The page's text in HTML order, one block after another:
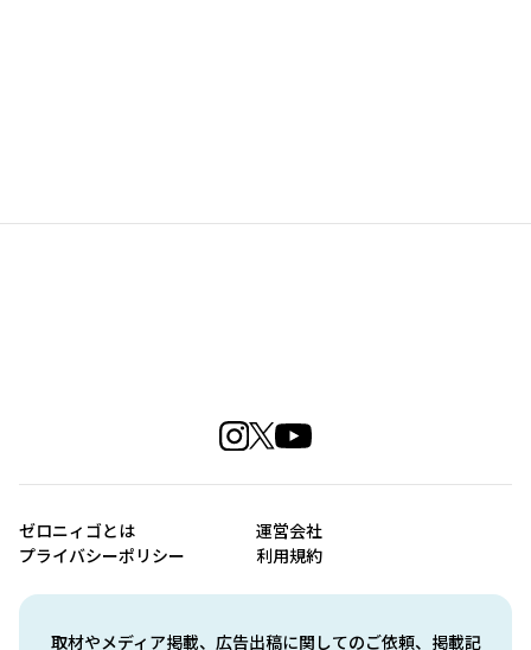
取材やメディア掲載、広告出稿に関してのご依頼、掲載記
ゼロニィゴとは
運営会社
プライバシーポリシー
利用規約